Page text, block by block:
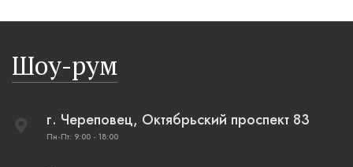
Шоу-рум
г. Череповец, Октябрьский проспект 83
Пн-Пт: 9:00 - 18:00